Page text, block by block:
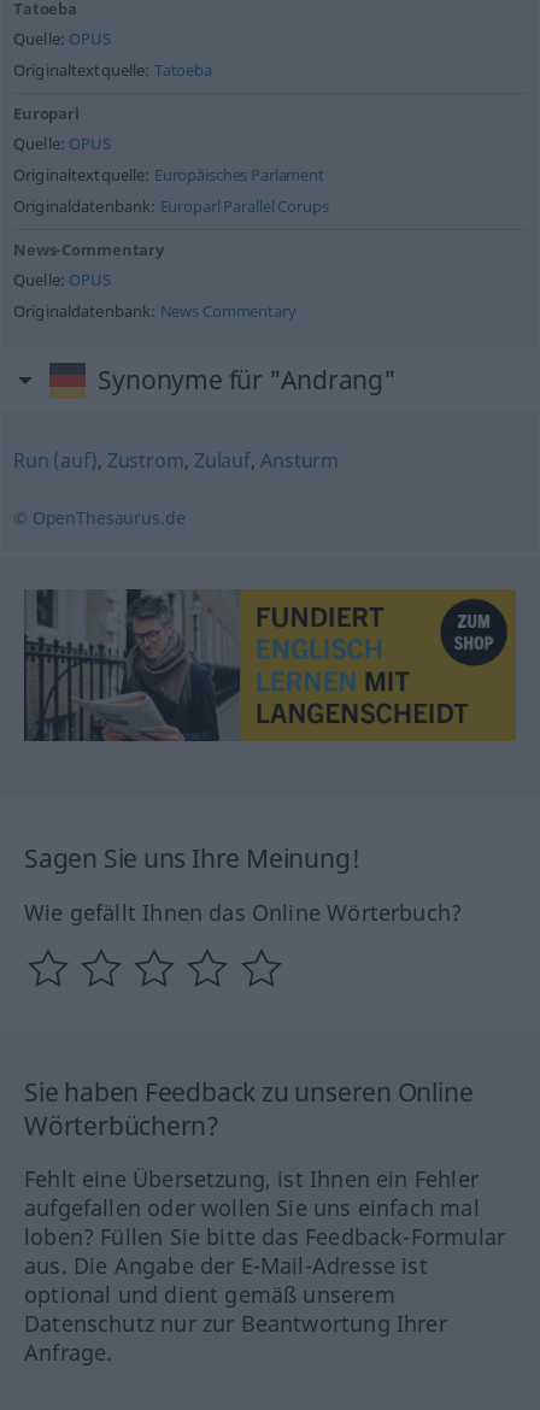
Tatoeba
Quelle: OPUS
Originaltextquelle: Tatoeba
Europarl
Quelle: OPUS
Originaltextquelle: Europäisches Parlament
Originaldatenbank: Europarl Parallel Corups
News-Commentary
Quelle: OPUS
Originaldatenbank: News Commentary
Synonyme für "Andrang"
Run (auf), Zustrom, Zulauf,Ansturm
© OpenThesaurus.de
Sagen Sie uns Ihre Meinung!
Wie gefällt Ihnen das Online Wörterbuch?
Sie haben Feedback zu unseren Online
Wörterbüchern?
Fehlt eine Übersetzung, ist Ihnen ein Fehler
aufgefallen oder wollen Sie uns einfach mal
loben? Füllen Sie bitte das Feedback-Formular
aus. Die Angabe der E-Mail-Adresse ist
optional und dient gemäß unserem
Datenschutz nur zur Beantwortung Ihrer
Anfrage.